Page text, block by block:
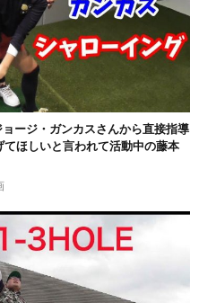
ージ・ガンカスさんから直接指導
ほしいと言われて活動中の藤本